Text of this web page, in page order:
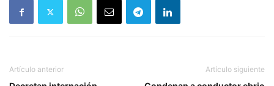
Artículo anterior Artículo siguiente